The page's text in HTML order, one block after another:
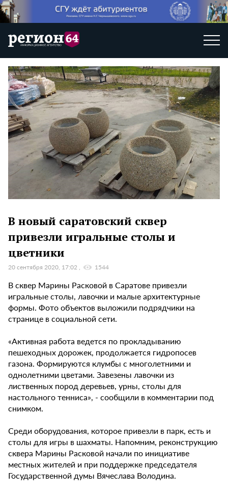
В новый саратовский сквер
привезли игральные столы и
цветники
20 сентября 2020, 17:02 1544
В сквер Марины Расковой в Саратове привезли
игральные столы, лавочки и малые архитектурные
формы. Фото объектов выложили подрядчики на
странице в социальной сети.
«Активная работа ведется по прокладыванию
пешеходных дорожек, продолжается гидропосев
газона. Формируются клумбы с многолетними и
однолетними цветами. Завезены лавочки из
лиственных пород деревьев, урны, столы для
настольного тенниса», - сообщили в комментарии под
снимком.
Среди оборудования, которое привезли в парк, есть и
столы для игры в шахматы. Напомним, реконструкцию
сквера Марины Расковой начали по инициативе
местных жителей и при поддержке председателя
Государственной думы Вячеслава Володина.